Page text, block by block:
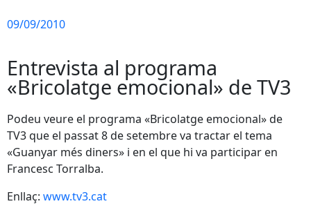
09/09/2010
Entrevista al programa
«Bricolatge emocional» de TV3
Podeu veure el programa «Bricolatge emocional» de
TV3 que el passat 8 de setembre va tractar el tema
«Guanyar més diners» i en el que hi va participar en
Francesc Torralba.
Enllaç: www.tv3.cat